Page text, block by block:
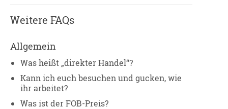
Weitere FAQs
Allgemein
Was heißt „direkter Handel“?
Kann ich euch besuchen und gucken, wie
ihr arbeitet?
Was ist der FOB-Preis?